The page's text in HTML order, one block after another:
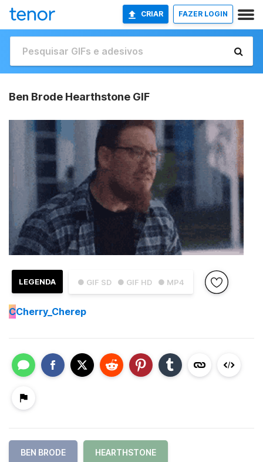
CRIAR FAZER LOGIN
Ben Brode Hearthstone GIF
● GIF SD ● GIF HD ● MP4
LEGENDA
CCherry_Cherep
BEN BRODE HEARTHSTONE